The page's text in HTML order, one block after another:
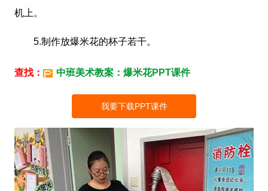
机上。
5.制作放爆米花的杯子若干。
查找： 中班美术教案：爆米花PPT课件
我要下载PPT课件